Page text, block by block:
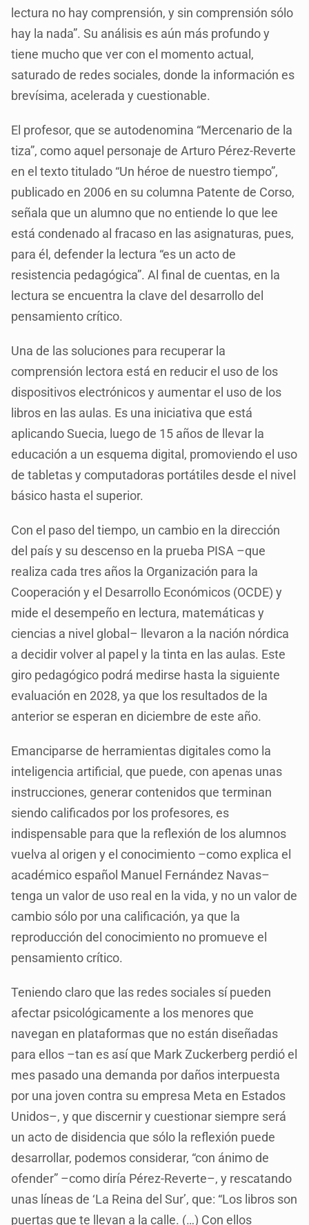
lectura no hay comprensión, y sin comprensión sólo
hay la nada”. Su análisis es aún más profundo y
tiene mucho que ver con el momento actual,
saturado de redes sociales, donde la información es
brevísima, acelerada y cuestionable.
El profesor, que se autodenomina “Mercenario de la
tiza”, como aquel personaje de Arturo Pérez-Reverte
en el texto titulado “Un héroe de nuestro tiempo”,
publicado en 2006 en su columna Patente de Corso,
señala que un alumno que no entiende lo que lee
está condenado al fracaso en las asignaturas, pues,
para él, defender la lectura “es un acto de
resistencia pedagógica”. Al final de cuentas, en la
lectura se encuentra la clave del desarrollo del
pensamiento crítico.
Una de las soluciones para recuperar la
comprensión lectora está en reducir el uso de los
dispositivos electrónicos y aumentar el uso de los
libros en las aulas. Es una iniciativa que está
aplicando Suecia, luego de 15 años de llevar la
educación a un esquema digital, promoviendo el uso
de tabletas y computadoras portátiles desde el nivel
básico hasta el superior.
Con el paso del tiempo, un cambio en la dirección
del país y su descenso en la prueba PISA –que
realiza cada tres años la Organización para la
Cooperación y el Desarrollo Económicos (OCDE) y
mide el desempeño en lectura, matemáticas y
ciencias a nivel global– llevaron a la nación nórdica
a decidir volver al papel y la tinta en las aulas. Este
giro pedagógico podrá medirse hasta la siguiente
evaluación en 2028, ya que los resultados de la
anterior se esperan en diciembre de este año.
Emanciparse de herramientas digitales como la
inteligencia artificial, que puede, con apenas unas
instrucciones, generar contenidos que terminan
siendo calificados por los profesores, es
indispensable para que la reflexión de los alumnos
vuelva al origen y el conocimiento –como explica el
académico español Manuel Fernández Navas–
tenga un valor de uso real en la vida, y no un valor de
cambio sólo por una calificación, ya que la
reproducción del conocimiento no promueve el
pensamiento crítico.
Teniendo claro que las redes sociales sí pueden
afectar psicológicamente a los menores que
navegan en plataformas que no están diseñadas
para ellos –tan es así que Mark Zuckerberg perdió el
mes pasado una demanda por daños interpuesta
por una joven contra su empresa Meta en Estados
Unidos–, y que discernir y cuestionar siempre será
un acto de disidencia que sólo la reflexión puede
desarrollar, podemos considerar, “con ánimo de
ofender” –como diría Pérez-Reverte–, y rescatando
unas líneas de ‘La Reina del Sur’, que: “Los libros son
puertas que te llevan a la calle. (…) Con ellos